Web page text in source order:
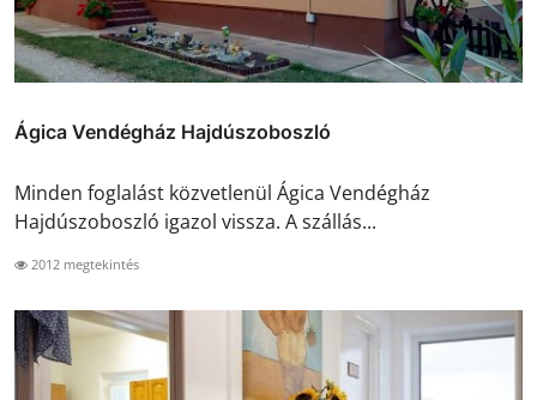
Ágica Vendégház Hajdúszoboszló
Minden foglalást közvetlenül Ágica Vendégház
Hajdúszoboszló igazol vissza. A szállás...
2012 megtekintés